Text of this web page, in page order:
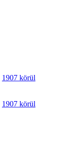
1907 körül
1907 körül